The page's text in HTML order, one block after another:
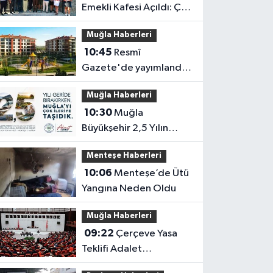
Emekli Kafesi Açıldı: Çay
5 TL
Muğla Haberleri
10:45
Gazete'de yayımlandı:
Muğla'da taşınmazı
bulunanları ilgilendiren
uygulama resmen
başladı
Muğla Haberleri
10:30Muğla
Büyükşehir 2,5 Yılın
Karnesini Açıklayacak
Menteşe Haberleri
10:06
Yangına Neden Oldu
Muğla Haberleri
09:22
Teklifi Adalet
Komisyonu’nda Kabul